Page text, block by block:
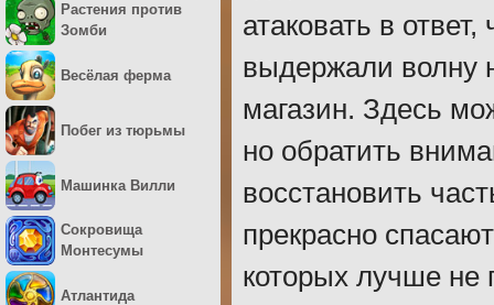
атаковать в
выдержали волну
магазин. Здесь
но обратить
восстановить
прекрасно
которых лучше не
Растения против
Зомби
Весёлая ферма
Побег из тюрьмы
Машинка Вилли
Сокровища
Монтесумы
Атлантида